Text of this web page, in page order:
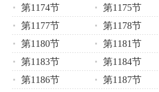
第1174节
第1175节
第1177节
第1178节
第1180节
第1181节
第1183节
第1184节
第1186节
第1187节